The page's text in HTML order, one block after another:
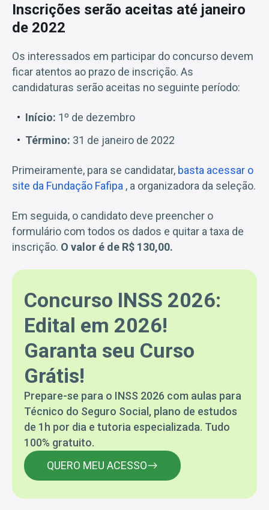
Inscrições serão aceitas até janeiro
de 2022
Os interessados em participar do concurso devem
ficar atentos ao prazo de inscrição. As
candidaturas serão aceitas no seguinte período:
Início: 1º de dezembro
Término: 31 de janeiro de 2022
Primeiramente, para se candidatar, basta acessar o
site da Fundação Fafipa , a organizadora da seleção.
Em seguida, o candidato deve preencher o
formulário com todos os dados e quitar a taxa de
inscrição. O valor é de R$ 130,00.
Concurso INSS 2026:
Edital em 2026!
Garanta seu Curso
Grátis!
Prepare-se para o INSS 2026 com aulas para
Técnico do Seguro Social, plano de estudos
de 1h por dia e tutoria especializada. Tudo
100% gratuito.
QUERO MEU ACESSO